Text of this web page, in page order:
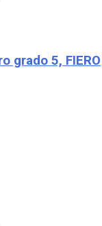
grado 5, FIERO